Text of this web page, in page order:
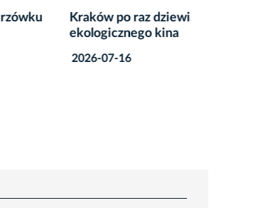
Kraków po raz dziewiąty stolicą
ekologicznego kina